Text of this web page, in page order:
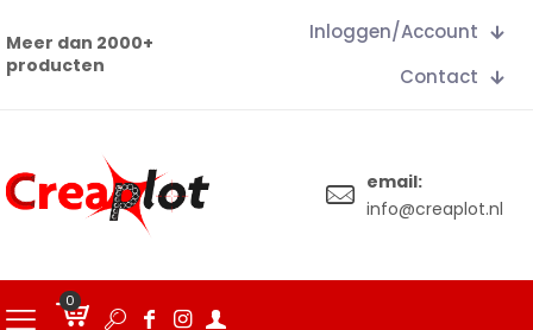
Meer dan 2000+
producten
Inloggen/Account
Contact
email:
info@creaplot.nl
0